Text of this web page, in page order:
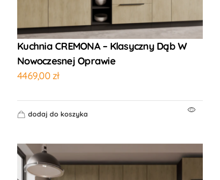
Kuchnia CREMONA – Klasyczny Dąb W
Nowoczesnej Oprawie
4469,00 zł
dodaj do koszyka